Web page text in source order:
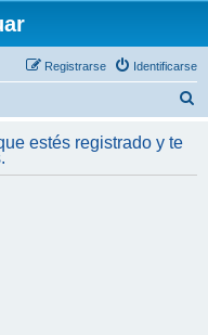
Identificarse
Registrarse
c
estés registrado y te